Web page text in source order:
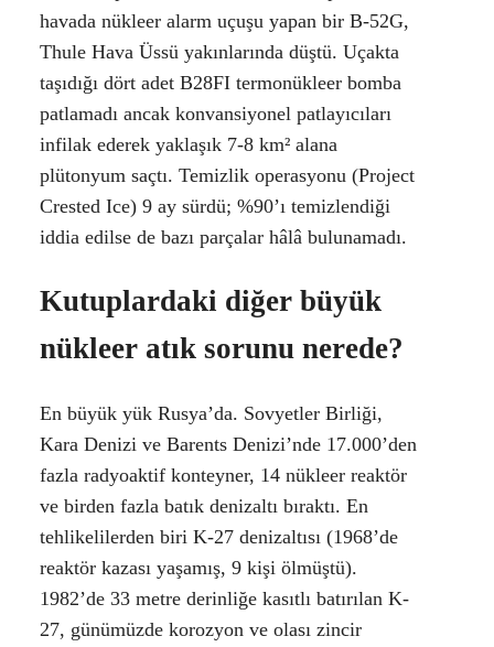
havada nükleer alarm uçuşu yapan bir B-52G,
Thule Hava Üssü yakınlarında düştü. Uçakta
taşıdığı dört adet B28FI termonükleer bomba
patlamadı ancak konvansiyonel patlayıcıları
infilak ederek yaklaşık 7-8 km² alana
plütonyum saçtı. Temizlik operasyonu (Project
Crested Ice) 9 ay sürdü; %90’ı temizlendiği
iddia edilse de bazı parçalar hâlâ bulunamadı.
Kutuplardaki diğer büyük
nükleer atık sorunu nerede?
En büyük yük Rusya’da. Sovyetler Birliği,
Kara Denizi ve Barents Denizi’nde 17.000’den
fazla radyoaktif konteyner, 14 nükleer reaktör
ve birden fazla batık denizaltı bıraktı. En
tehlikelilerden biri K-27 denizaltısı (1968’de
reaktör kazası yaşamış, 9 kişi ölmüştü).
1982’de 33 metre derinliğe kasıtlı batırılan K-
27, günümüzde korozyon ve olası zincir